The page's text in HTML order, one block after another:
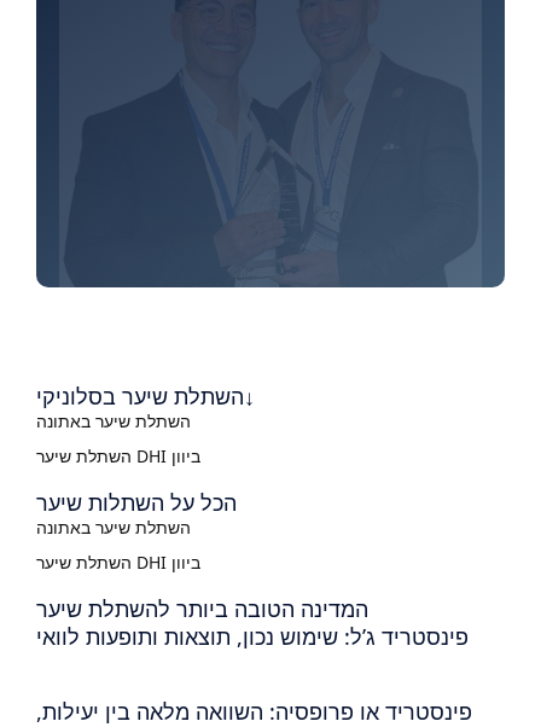
השתלת שיער בסלוניקי↓
השתלת שיער באתונה
השתלת שיער DHI ביוון
הכל על השתלות שיער
השתלת שיער באתונה
השתלת שיער DHI ביוון
המדינה הטובה ביותר להשתלת שיער
פינסטריד ג’ל: שימוש נכון, תוצאות ותופעות לוואי
פינסטריד או פרופסיה: השוואה מלאה בין יעילות,